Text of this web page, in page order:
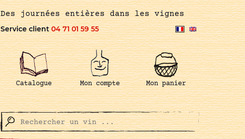
Des journées entières dans les vignes
Service client04 71 01 59 55
Catalogue Mon compte Mon panier